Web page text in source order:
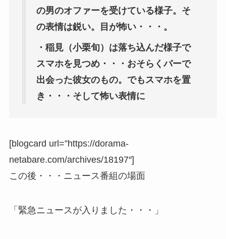
の男のオファーを受けている様子。そ
の表情は鋭い。目が怖い・・・。
・稲見（小栗旬）は落ち込んだ様子で
スマホを見つめ・・・おそらくバーで
出会った彼女のもの。でもスマホを置
き・・・そして怖い表情に
[blogcard url=”https://dorama-
netabare.com/archives/18197″]
この後・・・ニュース番組の場面
「緊急ニュースが入りました・・・」